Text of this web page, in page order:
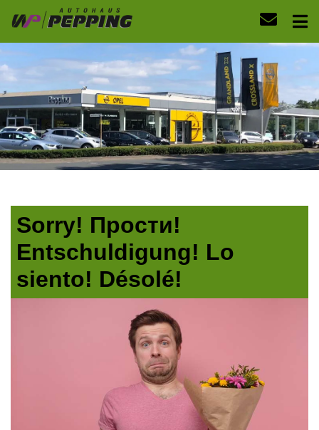
Sorry! Прости!
Entschuldigung! Lo
siento! Désolé!